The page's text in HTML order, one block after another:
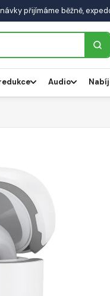
přijímáme běžně,
Audio